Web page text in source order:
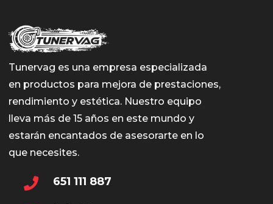
Tunervag es una empresa especializada
en productos para mejora de prestaciones,
rendimiento y estética. Nuestro equipo
lleva más de 15 años en este mundo y
estarán encantados de asesorarte en lo
que necesites.
651 111 887